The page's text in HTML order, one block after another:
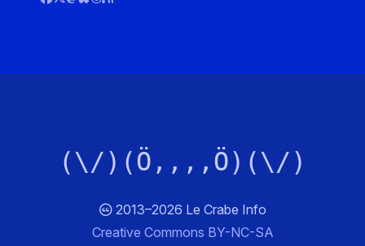
(\/)(Ö,,,,Ö)(\/)
2013–2026 Le Crabe Info
Creative Commons BY-NC-SA